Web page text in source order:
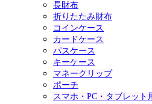
長財布
折りたたみ財布
コインケース
カードケース
パスケース
キーケース
マネークリップ
ポーチ
スマホ・PC・タブレット